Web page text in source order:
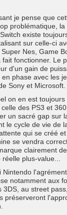
je pense que
problématique,
existe
sur celle-ci
Nes, Game
fait fonctionner. Le
d'un gain de
phase avec les
Sony et Microsoft.
on en est
des PS3 et
un sacré gap sur
le cycle de vie de
qui se créé
se vendra
clairement
plus-value...
Nintendo
notamment aux
3DS, au street
préserveront